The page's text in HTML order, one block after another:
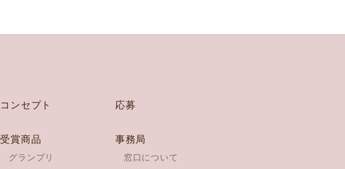
コンセプト
受賞商品
グランプリ
応募
事務局
窓口について